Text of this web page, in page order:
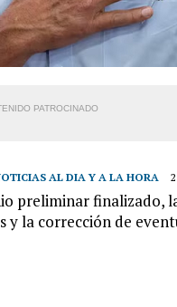
PATROCINADO
AL DIA Y A LA HORA
preliminar finalizado,
y la corrección de